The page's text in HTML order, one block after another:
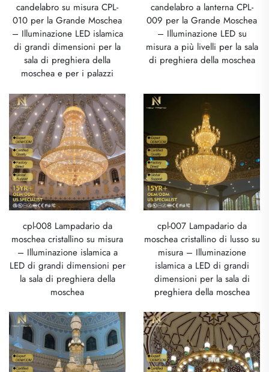
candelabro su misura CPL-
010 per la Grande Moschea
– Illuminazione LED islamica
di grandi dimensioni per la
sala di preghiera della
moschea e per i palazzi
candelabro a lanterna CPL-
009 per la Grande Moschea
– Illuminazione LED su
misura a più livelli per la sala
di preghiera della moschea
cpl-008 Lampadario da
moschea cristallino su misura
– Illuminazione islamica a
LED di grandi dimensioni per
la sala di preghiera della
moschea
cpl-007 Lampadario da
moschea cristallino di lusso su
misura – Illuminazione
islamica a LED di grandi
dimensioni per la sala di
preghiera della moschea